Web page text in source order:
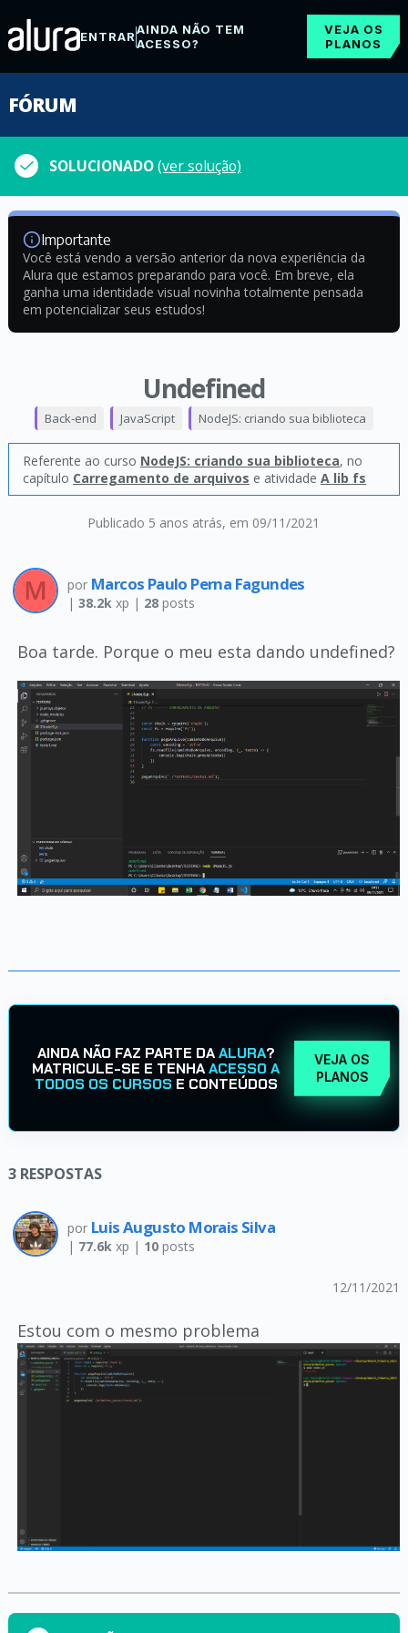
ENTRARAINDA NÃO TEM
ACESSO?
VEJA OS
PLANOS
FÓRUM
SOLUCIONADO(ver solução)
Importante
Você está vendo a versão anterior da nova experiência da
Alura que estamos preparando para você. Em breve, ela
ganha uma identidade visual novinha totalmente pensada
em potencializar seus estudos!
Undefined
Publicado 5 anos atrás, em 09/11/2021
Back-end JavaScript NodeJS: criando sua biblioteca
Referente ao curso NodeJS: criando sua biblioteca, no
capítulo Carregamento de arquivos e atividade A lib fs
por Marcos Paulo Perna Fagundes
| 38.2kxp | 28posts
Boa tarde. Porque o meu esta dando undefined?
AINDA NÃO FAZ PARTE DAALURA?
MATRICULE-SE E TENHAACESSO A
TODOS OS CURSOS E CONTEÚDOS
VEJA OS
PLANOS
3 RESPOSTAS
por Luis Augusto Morais Silva
| 77.6kxp | 10posts
12/11/2021
Estou com o mesmo problema